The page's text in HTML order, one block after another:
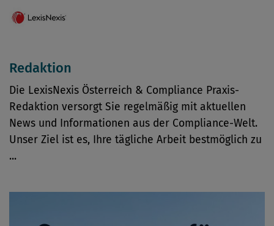
Redaktion
Die LexisNexis Österreich & Compliance Praxis-
Redaktion versorgt Sie regelmäßig mit aktuellen
News und Informationen aus der Compliance-Welt.
Unser Ziel ist es, Ihre tägliche Arbeit bestmöglich zu
...